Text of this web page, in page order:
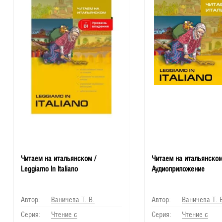
Читаем на итальянском /
Leggiamo In Italiano
Автор:
Ваничева Т. В.
Серия:
Чтение с
Читаем на
Аудиоприложение
Автор:
Ваничева Т.
Серия:
Чтение с